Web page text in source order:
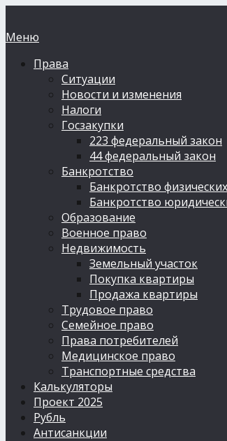
Меню
Права
Ситуации
Новости и изменения
Налоги
Госзакупки
223 федеральный закон
44 федеральный закон
Банкротство
Банкротство
Банкротство
Образование
Военное право
Недвижимость
Земельный участок
Покупка квартиры
Продажа квартиры
Трудовое право
Семейное право
Права потребителей
Медицинское право
Транспортные средства
Калькуляторы
Проект 2025
Рубль
Антисанкции